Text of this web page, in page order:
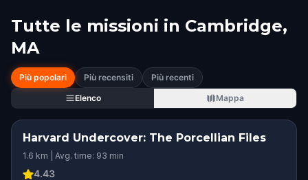
Tutte le missioni in Cambridge,
MA
Più popolari Più recensiti
Più recenti
Elenco
Mappa
Harvard Undercover: The Porcellian Files
1.6 km | Avg. time: 93 min
4.43